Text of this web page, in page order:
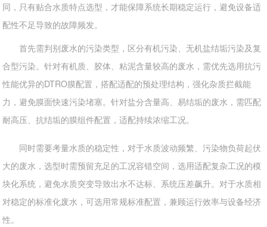
同，只有贴合水质特点选型，才能保障系统长期稳定运行，避免设备适
配性不足导致的故障频发。
首先需判别废水的污染类型，区分有机污染、无机盐结垢污染及复
合型污染。针对有机质、胶体、粘泥含量较高的废水，需优先选用抗污
性能优异的DTRO膜配置，搭配适配的预处理结构，强化杂质拦截能
力，避免膜面快速污染堵塞。针对盐分含量高、易结垢的废水，需匹配
耐高压、抗结垢的膜组件配置，适配持续浓缩工况。
同时需要考量水质的稳定性，对于水质波动频繁、污染物负荷起伏
大的废水，选型时需预留充足的工况容错空间，选用适配复杂工况的模
块化系统，避免水质突变导致出水不达标、系统压差飙升。对于水质相
对稳定的标准化废水，可选用常规标准配置，兼顾运行效率与设备经济
性。